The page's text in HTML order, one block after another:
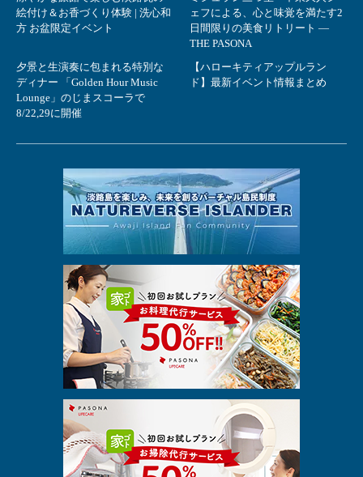
絵付け＆お香づくり体験 | 洗心和
方 お盆限定イベント
ェフによる、心と味覚を満たす2
日間限りの美食リトリート ―
THE PASONA
夕景と生演奏に包まれる特別な
ディナー 「Golden Hour Music
Lounge」のじまスコーラで
8/22,29に開催
【ハローキティアップルラン
ド】最新イベント情報まとめ